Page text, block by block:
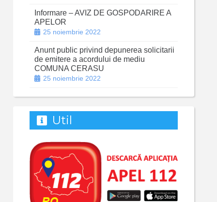
Informare – AVIZ DE GOSPODARIRE A
APELOR
25 noiembrie 2022
Anunt public privind depunerea solicitarii
de emitere a acordului de mediu
COMUNA CERASU
25 noiembrie 2022
Util